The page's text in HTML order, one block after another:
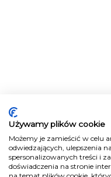
Używamy plików cookie
Możemy je zamieścić w celu
odwiedzających, ulepszenia
spersonalizowanych treści i
doświadczenia na stronie